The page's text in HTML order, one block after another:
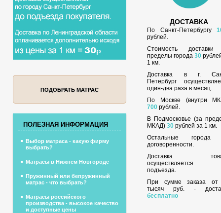
ДОСТАВКА
По Санкт-Петербургу
рублей.
Стоимость
пределы города30
1 км.
Доставка в г.
Петербург
один-два раза в месяц.
По Москве (внутри
700 рублей.
В Подмосковье (за
МКАД)30 рублей за 1 км.
Остальные города
договоренности.
Доставка
осуществляется
подъезда.
При сумме заказа
тысяч руб. -
бесплатно
ПОДОБРАТЬ МАТРАС
ПОЛЕЗНАЯ ИНФОРМАЦИЯ
Выбор матраса - какую фирму
выбрать?
Матрасы в Нижнем Новгороде
Пружинный или бепружинный
матрас - что выбрать?
Матрасы российского
производства - высокое качество
и доступные цены